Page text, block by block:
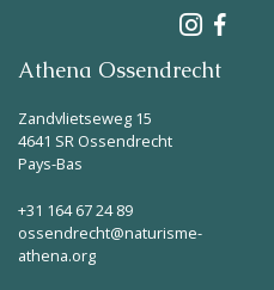
Athena Ossendrecht
Zandvlietseweg 15
4641 SR Ossendrecht
Pays-Bas
+31 164 67 24 89
ossendrecht@naturisme-
athena.org